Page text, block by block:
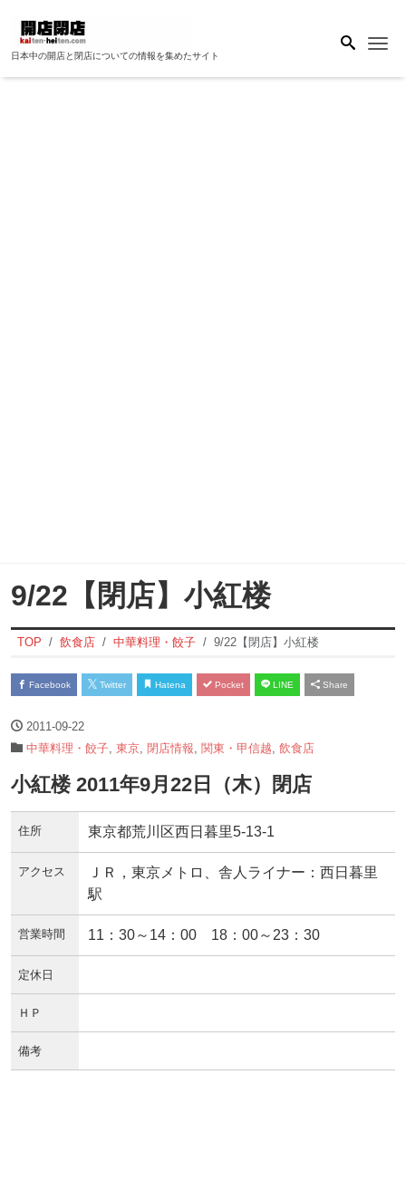
日本中の開店と閉店についての情報を集めたサイト
9/22【閉店】小紅楼
TOP 飲食店 中華料理・餃子 9/22【閉店】小紅楼
Facebook Twitter Hatena Pocket LINE Share
2011-09-22
中華料理・餃子 東京 閉店情報 関東・甲信越 飲食店
小紅楼 2011年9月22日（木）閉店
住所 東京都荒川区西日暮里5-13-1
アクセス
ＪＲ，東京メトロ、舎人ライナー：西日暮里
駅
営業時間 11：30～14：00 18：00～23：30
定休日
ＨＰ
備考